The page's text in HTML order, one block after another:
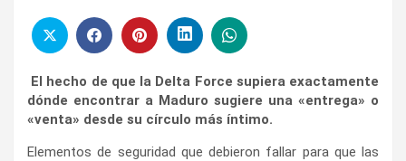
El hecho de que la Delta Force supiera exactamente
dónde encontrar a Maduro sugiere una «entrega» o
«venta» desde su círculo más íntimo.
Elementos de seguridad que debieron fallar para que las